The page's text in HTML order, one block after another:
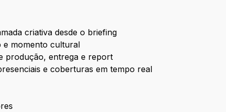
criativa desde o briefing
e momento cultural
produção, entrega e report
e coberturas em tempo real